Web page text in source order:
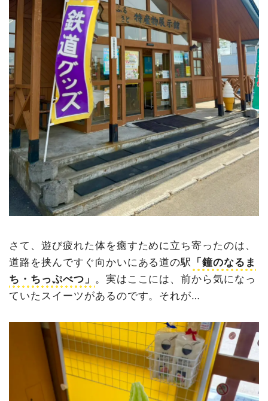
さて、遊び疲れた体を癒すために立ち寄ったのは、
道路を挟んですぐ向かいにある道の駅 「鐘のなるま
ち・ちっぷべつ」 。実はここには、前から気になっ
ていたスイーツがあるのです。それが…